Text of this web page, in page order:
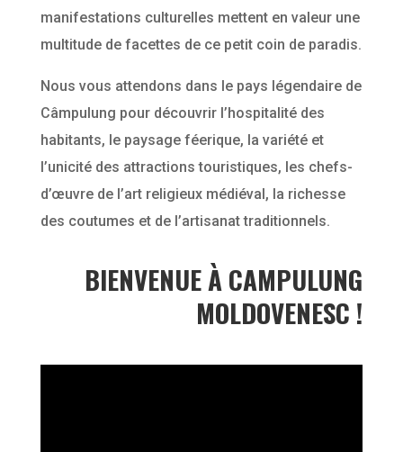
manifestations culturelles mettent en valeur une
multitude de facettes de ce petit coin de paradis.
Nous vous attendons dans le pays légendaire de
Câmpulung pour découvrir l’hospitalité des
habitants, le paysage féerique, la variété et
l’unicité des attractions touristiques, les chefs-
d’œuvre de l’art religieux médiéval, la richesse
des coutumes et de l’artisanat traditionnels.
BIENVENUE À CAMPULUNG
MOLDOVENESC !